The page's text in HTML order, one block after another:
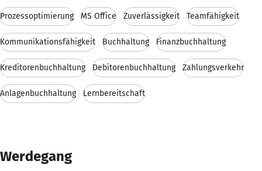
Prozessoptimierung MS Office Zuverlässigkeit Teamfähigkeit
Kommunikationsfähigkeit Buchhaltung Finanzbuchhaltung
Kreditorenbuchhaltung Debitorenbuchhaltung Zahlungsverkehr
Anlagenbuchhaltung Lernbereitschaft
Werdegang